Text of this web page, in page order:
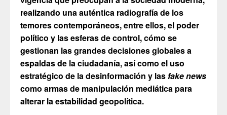
realizando una auténtica radiografía de los
temores contemporáneos, entre ellos, el poder
político y las esferas de control, cómo se
gestionan las grandes decisiones globales a
espaldas de la ciudadanía, así como el uso
estratégico de la desinformación y lasfake news
como armas de manipulación mediática para
alterar la estabilidad geopolítica.